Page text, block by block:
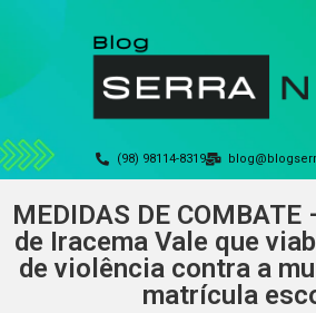
(98) 98114-8319
MEDIDAS DE
de Iracema Vale que
de violência contra a
matrícula